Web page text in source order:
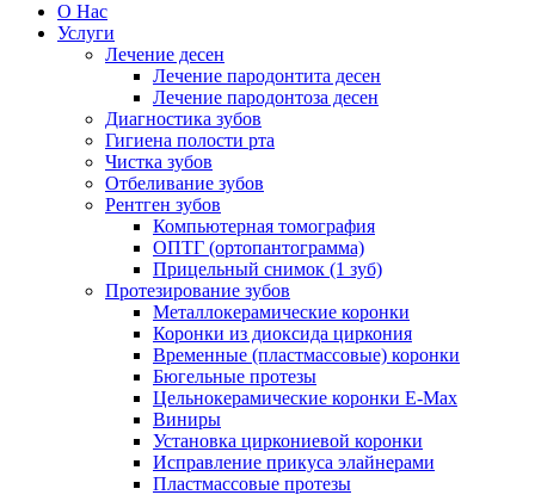
О Нас
Услуги
Лечение десен
Лечение пародонтита десен
Лечение пародонтоза десен
Диагностика зубов
Гигиена полости рта
Чистка зубов
Отбеливание зубов
Рентген зубов
Компьютерная томография
ОПТГ (ортопантограмма)
Прицельный снимок (1 зуб)
Протезирование зубов
Металлокерамические коронки
Коронки из диоксида циркония
Временные (пластмассовые) коронки
Бюгельные протезы
Цельнокерамические коронки E-Max
Виниры
Установка циркониевой коронки
Исправление прикуса элайнерами
Пластмассовые протезы